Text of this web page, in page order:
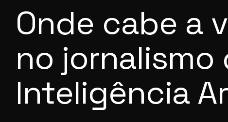
Onde cabe a
no jornalismo
Inteligência